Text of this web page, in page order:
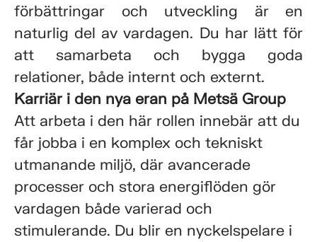
förbättringar och utveckling är en
naturlig del av vardagen. Du har lätt för
att samarbeta och bygga goda
relationer, både internt och externt.
Karriär i den nya eran på Metsä Group
Att arbeta i den här rollen innebär att du
får jobba i en komplex och tekniskt
utmanande miljö, där avancerade
processer och stora energiflöden gör
vardagen både varierad och
stimulerande. Du blir en nyckelspelare i